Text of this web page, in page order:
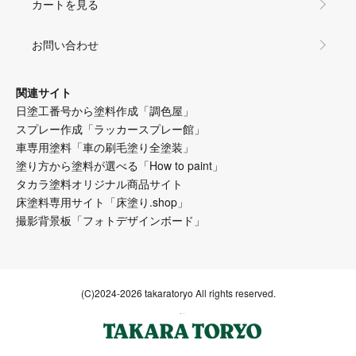
カートを見る
お問い合わせ
関連サイト
日塗工番号から塗料作成「調色屋」
スプレー作成「ラッカースプレー館」
車専用塗料「車の刷毛塗り全塗装」
塗り方から塗料が選べる「How to paint」
タカラ塗料オリジナル商品サイト
床塗料専用サイト「床塗り.shop」
撮影背景板「フォトデザインボード」
(C)2024-2026 takaratoryo All rights reserved.